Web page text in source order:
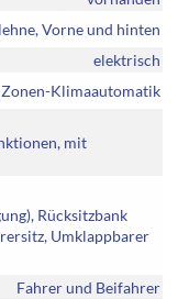
Vorne und hinten
elektrisch
Klimaautomatik
mit
Rücksitzbank
Umklappbarer
Fahrer und Beifahrer